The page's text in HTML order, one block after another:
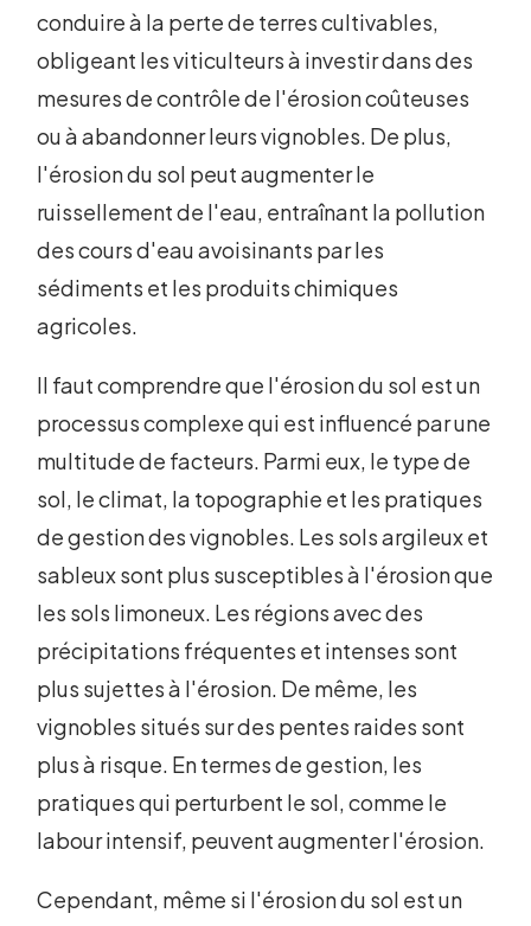
conduire à la perte de terres cultivables,
obligeant les viticulteurs à investir dans des
mesures de contrôle de l'érosion coûteuses
ou à abandonner leurs vignobles. De plus,
l'érosion du sol peut augmenter le
ruissellement de l'eau, entraînant la pollution
des cours d'eau avoisinants par les
sédiments et les produits chimiques
agricoles.
Il faut comprendre que l'érosion du sol est un
processus complexe qui est influencé par une
multitude de facteurs. Parmi eux, le type de
sol, le climat, la topographie et les pratiques
de gestion des vignobles. Les sols argileux et
sableux sont plus susceptibles à l'érosion que
les sols limoneux. Les régions avec des
précipitations fréquentes et intenses sont
plus sujettes à l'érosion. De même, les
vignobles situés sur des pentes raides sont
plus à risque. En termes de gestion, les
pratiques qui perturbent le sol, comme le
labour intensif, peuvent augmenter l'érosion.
Cependant, même si l'érosion du sol est un